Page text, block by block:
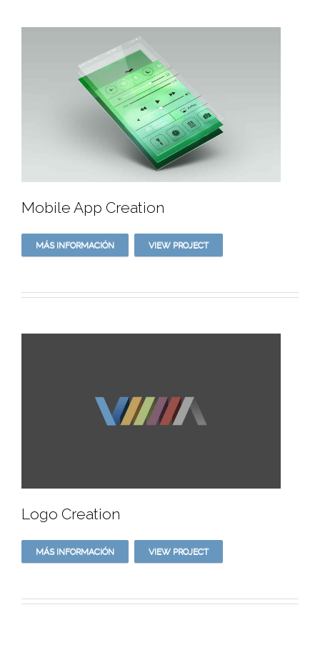
Mobile App Creation
MÁS INFORMACIÓN VIEW PROJECT
Logo Creation
MÁS INFORMACIÓN VIEW PROJECT